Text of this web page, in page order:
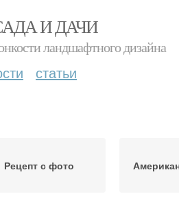
И ДАЧИ
ландшафтного дизайна
статьи
Рецепт с фото